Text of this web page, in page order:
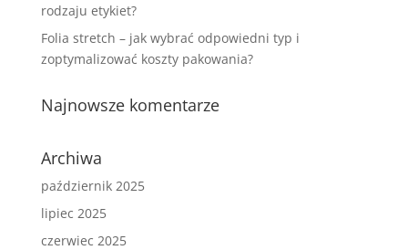
rodzaju etykiet?
Folia stretch – jak wybrać odpowiedni typ i
zoptymalizować koszty pakowania?
Najnowsze komentarze
Archiwa
październik 2025
lipiec 2025
czerwiec 2025